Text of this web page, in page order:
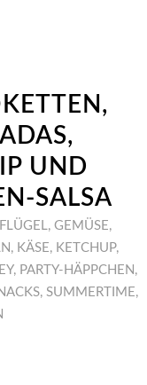
UND
SALSA
, GEMÜSE,
, KÄSE, KETCHUP,
, PARTY-HÄPPCHEN ,
, SUMMERTIME,